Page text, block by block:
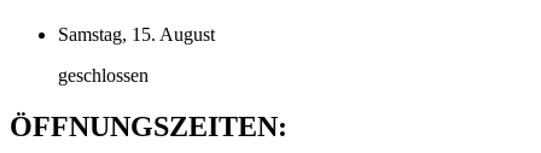
Samstag, 15. August
geschlossen
ÖFFNUNGSZEITEN: